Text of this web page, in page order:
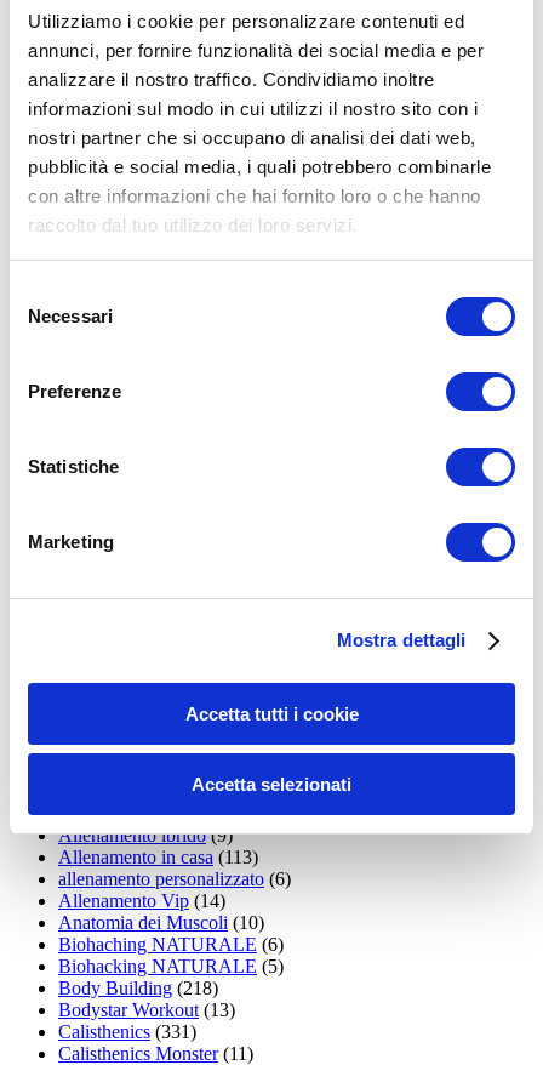
Utilizziamo i cookie per personalizzare contenuti ed
annunci, per fornire funzionalità dei social media e per
analizzare il nostro traffico. Condividiamo inoltre
informazioni sul modo in cui utilizzi il nostro sito con i
nostri partner che si occupano di analisi dei dati web,
pubblicità e social media, i quali potrebbero combinarle
con altre informazioni che hai fornito loro o che hanno
raccolto dal tuo utilizzo dei loro servizi.
delNecessari
Preferenze
Statistiche
Marketing
Mostra dettagli
Accetta tutti i cookie
Accetta selezionati
ALLENATI CON ME!
15WORKOUT
Addominali(99)
Allenamenti in Diretta(30)
(1.800)
Allenamento aerobico(16)
Allenamento Braccia(9)
Allenamento Donne(75)
Allenamento funzionale(6)
Allenamento ibrido(9)
Allenamento in casa (113)
allenamento personalizzato (6)
Allenamento Vip (14)
Anatomia dei Muscoli (10)
Biohaching NATURALE (6)
Biohacking NATURALE (5)
Body Building (218)
Bodystar Workout(13)
Calisthenics (331)
Calisthenics Monster(11)